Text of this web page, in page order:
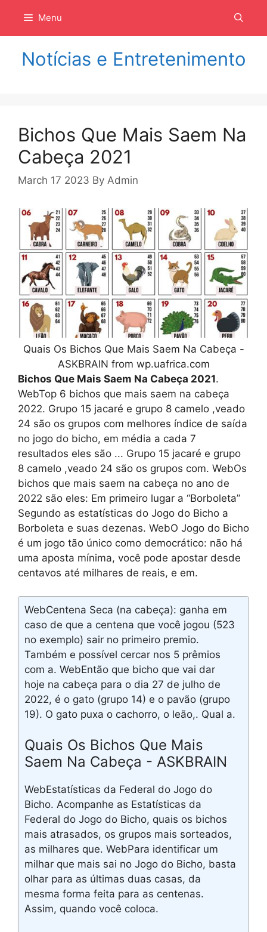
isi
Menu
Notícias e Entretenimento
Bichos Que Mais Saem Na
Cabeça 2021
March 17 2023 By Admin
Quais Os Bichos Que Mais Saem Na Cabeça -
ASKBRAIN from wp.uafrica.com
Bichos Que Mais Saem Na Cabeça 2021.
WebTop 6 bichos que mais saem na cabeça
2022. Grupo 15 jacaré e grupo 8 camelo ,veado
24 são os grupos com melhores índice de saída
no jogo do bicho, em média a cada 7
resultados eles são ... Grupo 15 jacaré e grupo
8 camelo ,veado 24 são os grupos com. WebOs
bichos que mais saem na cabeça no ano de
2022 são eles: Em primeiro lugar a “Borboleta”
Segundo as estatísticas do Jogo do Bicho a
Borboleta e suas dezenas. WebO Jogo do Bicho
é um jogo tão único como democrático: não há
uma aposta mínima, você pode apostar desde
centavos até milhares de reais, e em.
WebCentena Seca (na cabeça): ganha em
caso de que a centena que você jogou (523
no exemplo) sair no primeiro premio.
Também e possível cercar nos 5 prêmios
com a. WebEntão que bicho que vai dar
hoje na cabeça para o dia 27 de julho de
2022, é o gato (grupo 14) e o pavão (grupo
19). O gato puxa o cachorro, o leão,. Qual a.
Quais Os Bichos Que Mais
Saem Na Cabeça - ASKBRAIN
WebEstatísticas da Federal do Jogo do
Bicho. Acompanhe as Estatísticas da
Federal do Jogo do Bicho, quais os bichos
mais atrasados, os grupos mais sorteados,
as milhares que. WebPara identificar um
milhar que mais sai no Jogo do Bicho, basta
olhar para as últimas duas casas, da
mesma forma feita para as centenas.
Assim, quando você coloca.